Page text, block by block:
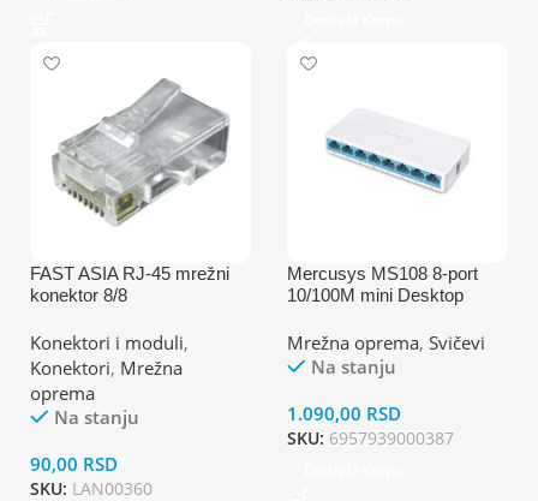
FAST ASIA RJ-45 mrežni
konektor 8/8
Konektori i moduli,
Konektori, Mrežna
oprema
Na stanju
90,00 RSD
SKU: LAN00360
Mercusys MS108 8-port
10/100M mini Desktop
Mrežna oprema, Svičevi
Na stanju
1.090,00 RSD
SKU: 6957939000387